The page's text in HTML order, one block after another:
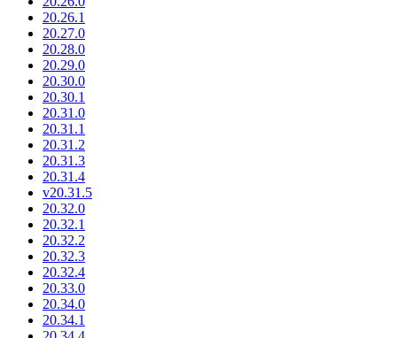
20.26.1
20.27.0
20.28.0
20.29.0
20.30.0
20.30.1
20.31.0
20.31.1
20.31.2
20.31.3
20.31.4
v20.31.5
20.32.0
20.32.1
20.32.2
20.32.3
20.32.4
20.33.0
20.34.0
20.34.1